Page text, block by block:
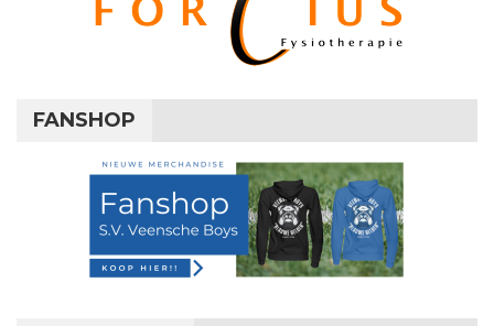
FANSHOP